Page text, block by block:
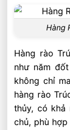
Hàng
Hàng rào
như năm
không chỉ
hàng rào
thủy, có khả
chủ, phù